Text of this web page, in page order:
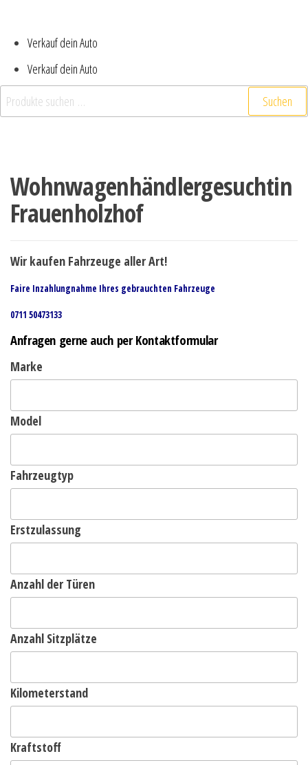
Verkauf dein Auto
Verkauf dein Auto
Suchen
Wohnwagenhändlergesuchtin
Frauenholzhof
Wir kaufen Fahrzeuge aller Art!
Faire Inzahlungnahme Ihres gebrauchten Fahrzeuge
0711 50473133
Anfragen gerne auch per Kontaktformular
Marke
Model
Fahrzeugtyp
Erstzulassung
Anzahl der Türen
Anzahl Sitzplätze
Kilometerstand
Kraftstoff